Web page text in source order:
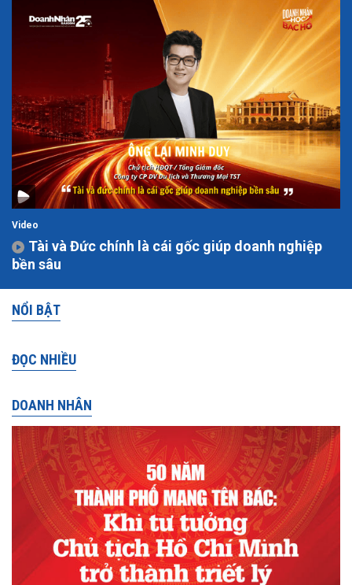
Video
Tài và Đức chính là cái gốc giúp doanh nghiệp
bền sâu
NỔI BẬT
ĐỌC NHIỀU
DOANH NHÂN